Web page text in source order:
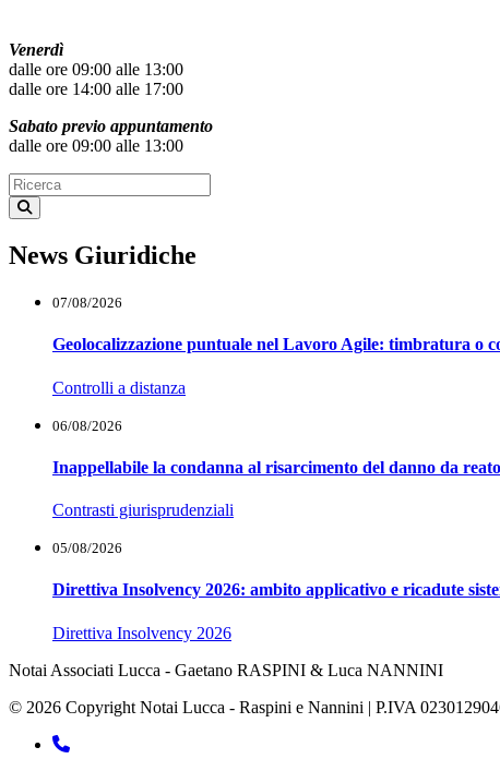
Venerdì
dalle ore 09:00 alle 13:00
dalle ore 14:00 alle 17:00
Sabato previo appuntamento
dalle ore 09:00 alle 13:00
News Giuridiche
07/08/2026
Geolocalizzazione puntuale nel Lavoro Agile: timbratura o
Controlli a distanza
06/08/2026
Inappellabile la condanna al risarcimento del danno da
Contrasti giurisprudenziali
05/08/2026
Direttiva Insolvency 2026: ambito applicativo e ricadute
Direttiva Insolvency 2026
Notai Associati Lucca - Gaetano RASPINI & Luca NANNINI
© 2026 Copyright Notai Lucca - Raspini e Nannini | P.IVA